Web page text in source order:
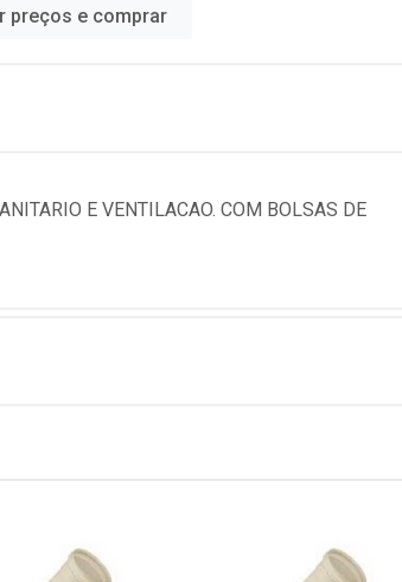
preços e comprar
E VENTILACAO. COM BOLSAS DE